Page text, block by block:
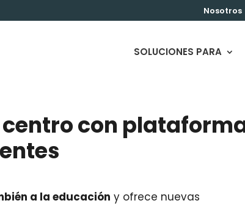
Nosotros
SOLUCIONES PARA
con
a la educación y ofrece nuevas